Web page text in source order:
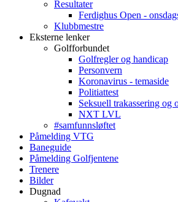
Resultater
Ferdighus Open -
Klubbmestre
Eksterne lenker
Golfforbundet
Golfregler og handicap
Personvern
Koronavirus - temaside
Politiattest
Seksuell trakassering og
NXT LVL
#samfunnsløftet
Påmelding VTG
Baneguide
Påmelding Golfjentene
Trenere
Bilder
Dugnad